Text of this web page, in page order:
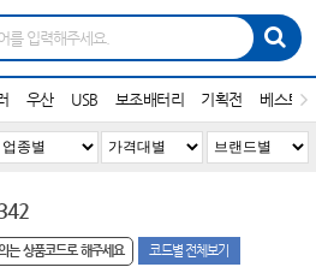
우산 USB 보조배터리 기획전 베스트
는 상품코드로 해주세요 코드별 전체보기